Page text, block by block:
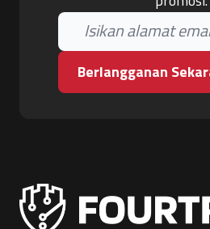
Berlangganan